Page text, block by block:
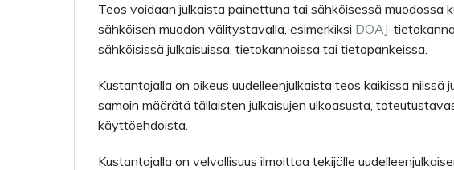
Teos voidaan julkaista painettuna tai sähköisessä muodossa
sähköisen muodon välitystavalla, esimerkiksi DOAJ-
sähköisissä julkaisuissa, tietokannoissa tai tietopankeissa.
Kustantajalla on oikeus uudelleenjulkaista teos kaikissa niissä
samoin määrätä tällaisten julkaisujen ulkoasusta,
käyttöehdoista.
Kustantajalla on velvollisuus ilmoittaa tekijälle